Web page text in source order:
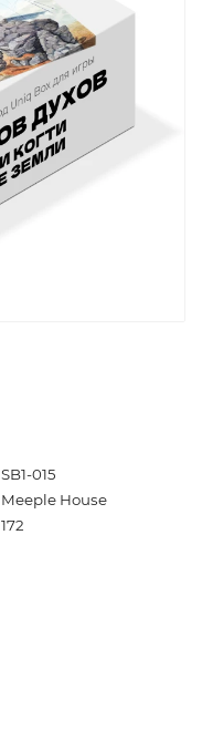
SB1-015
Meeple House
172